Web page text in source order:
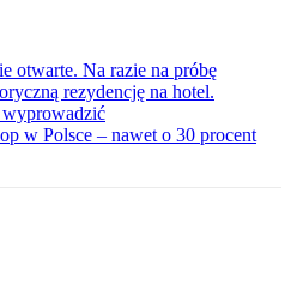
otwarte. Na razie na próbę
rezydencję na hotel.
wyprowadzić
w Polsce – nawet o 30 procent